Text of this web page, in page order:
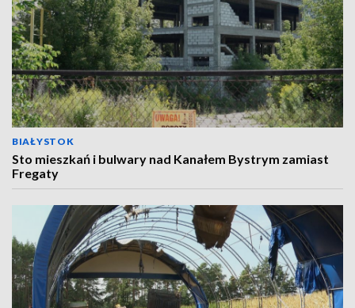
BIAŁYSTOK
Sto mieszkań i bulwary nad Kanałem Bystrym zamiast
Fregaty